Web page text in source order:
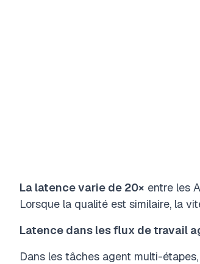
La latence varie de 20× entre les
Lorsque la qualité est similaire, la
Latence dans les flux de travail
Dans les tâches agent multi-